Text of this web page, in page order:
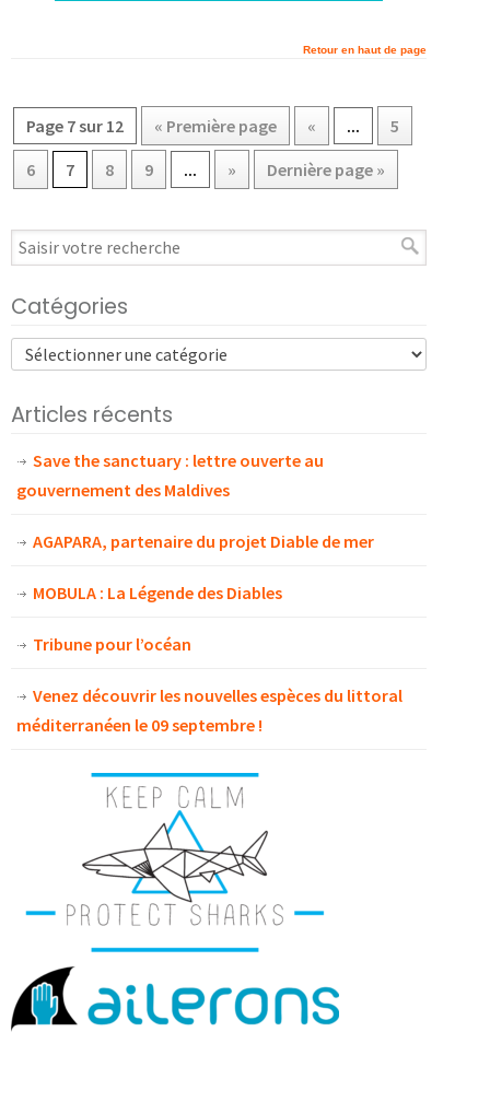
Retour en haut de page
Page 7 sur 12 « Première page « ...
5
6
7 8 9 ... » Dernière page »
Catégories
Articles récents
Save the sanctuary : lettre ouverte au
gouvernement des Maldives
AGAPARA, partenaire du projet Diable de mer
MOBULA : La Légende des Diables
Tribune pour l’océan
Venez découvrir les nouvelles espèces du littoral
méditerranéen le 09 septembre !